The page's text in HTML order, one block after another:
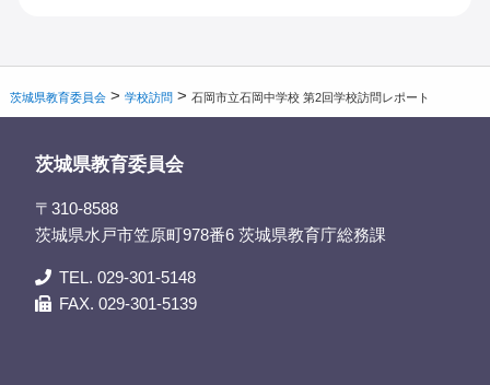
茨城県教育委員会 >学校訪問 >石岡市立石岡中学校 第2回学校訪問レポート
茨城県教育委員会
〒310-8588
茨城県水戸市笠原町978番6 茨城県教育庁総務課
TEL. 029-301-5148
FAX. 029-301-5139